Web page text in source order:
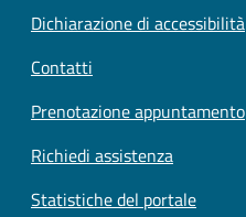
Dichiarazione di accessibilità
Contatti
Prenotazione appuntamento
Richiedi assistenza
Statistiche del portale